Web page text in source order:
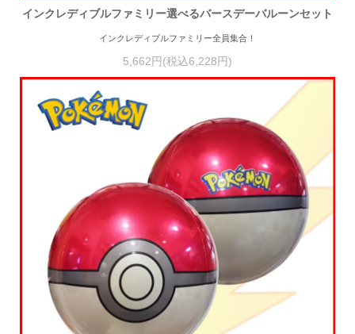
インクレディブルファミリー選べるバースデーバルーンセット
インクレディブルファミリー全員集合！
5,662円(税込6,228円)